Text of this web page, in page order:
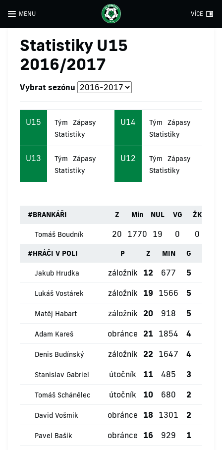
MENU VÍCE
Statistiky U15
2016/2017
Vybrat sezónu
U15 Tým
Zápasy
Statistiky
U14 Tým
Zápasy
Statistiky
U13 Tým
Zápasy
Statistiky
U12 Tým
Zápasy
Statistiky
#BRANKÁŘI Z Min NUL VG ŽK
Tomáš Boudník 20 1770 19 0 0
#HRÁČI V POLI P Z MIN G
Jakub Hrudka záložník 12 677 5
Lukáš Vostárek záložník 19 1566 5
Matěj Habart záložník 20 918 5
Adam Kareš obránce 21 1854 4
Denis Budínský záložník 22 1647 4
Stanislav Gabriel útočník 11 485 3
Tomáš Schánělec útočník 10 680 2
David Vošmik obránce 18 1301 2
Pavel Bašík obránce 16 929 1